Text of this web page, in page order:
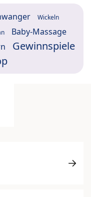
Wickeln
Baby-Massage
Gewinnspiele